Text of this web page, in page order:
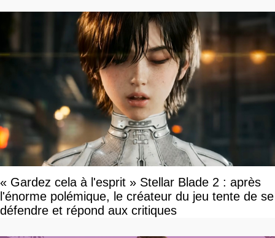
« Gardez cela à l'esprit » Stellar Blade 2 : après
l'énorme polémique, le créateur du jeu tente de se
défendre et répond aux critiques